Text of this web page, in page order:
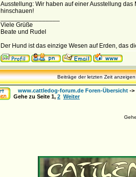
Ausstellung: Wir haben auf einer Ausstellung
hinschauen!
Viele Grüße
Beate und Rudel
Der Hund ist das einzige Wesen auf Erden, das
Beiträge der letzten Zeit
www.cattledog-forum.de Foren-Übersicht ->
Gehe zu Seite 1, 2 Weiter